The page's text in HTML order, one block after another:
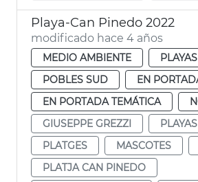
Playa-Can Pinedo 2022
modificado hace 4 años
MEDIO AMBIENTE
PLAYAS
POBLES SUD
EN
EN PORTADA TEMÁTICA
GIUSEPPE GREZZI
PLAYAS
PLATGES
MASCOTES
PLATJA CAN PINEDO